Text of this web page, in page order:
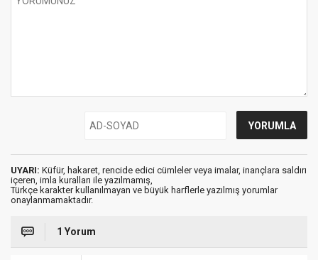
UYARI: Küfür, hakaret, rencide edici cümleler veya imalar, inançlara saldırı
içeren, imla kuralları ile yazılmamış,
Türkçe karakter kullanılmayan ve büyük harflerle yazılmış yorumlar
onaylanmamaktadır.
1 Yorum